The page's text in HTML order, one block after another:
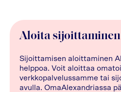
Aloita
Sijoittamisen aloittaminen
helppoa. Voit aloittaa
verkkopalvelussamme tai
avulla. OmaAlexandriassa